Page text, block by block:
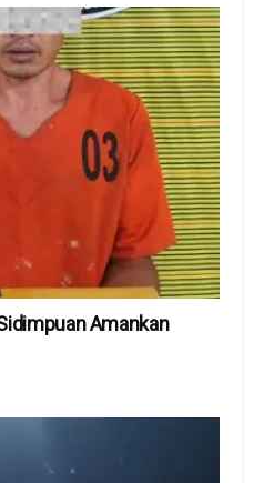
Amankan